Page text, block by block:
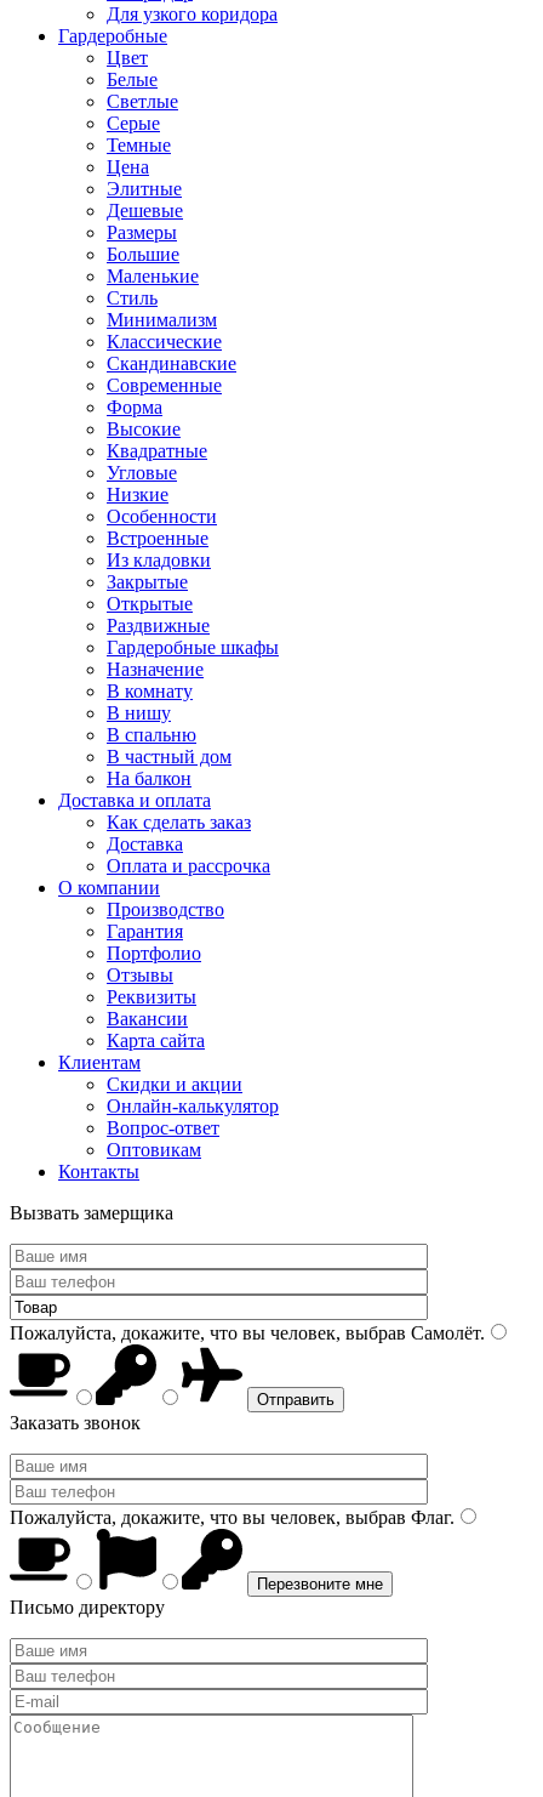
Для узкого коридора
Гардеробные
Цвет
Белые
Светлые
Серые
Темные
Цена
Элитные
Дешевые
Размеры
Большие
Маленькие
Стиль
Минимализм
Классические
Скандинавские
Современные
Форма
Высокие
Квадратные
Угловые
Низкие
Особенности
Встроенные
Из кладовки
Закрытые
Открытые
Раздвижные
Гардеробные шкафы
Назначение
В комнату
В нишу
В спальню
В частный дом
На балкон
Доставка и оплата
Как сделать заказ
Доставка
Оплата и рассрочка
О компании
Производство
Гарантия
Портфолио
Отзывы
Реквизиты
Вакансии
Карта сайта
Клиентам
Скидки и акции
Онлайн-калькулятор
Вопрос-ответ
Оптовикам
Контакты
Вызвать замерщика
Пожалуйста, докажите, что вы человек, выбрав Самолёт.
Заказать звонок
Пожалуйста, докажите, что вы человек, выбрав Флаг.
Письмо директору